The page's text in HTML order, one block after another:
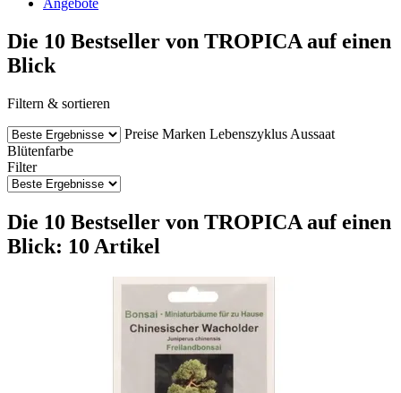
Angebote
Die 10 Bestseller von TROPICA auf einen
Blick
Filtern & sortieren
Preise Marken Lebenszyklus Aussaat
Blütenfarbe
Filter
Die 10 Bestseller von TROPICA auf einen
Blick: 10 Artikel